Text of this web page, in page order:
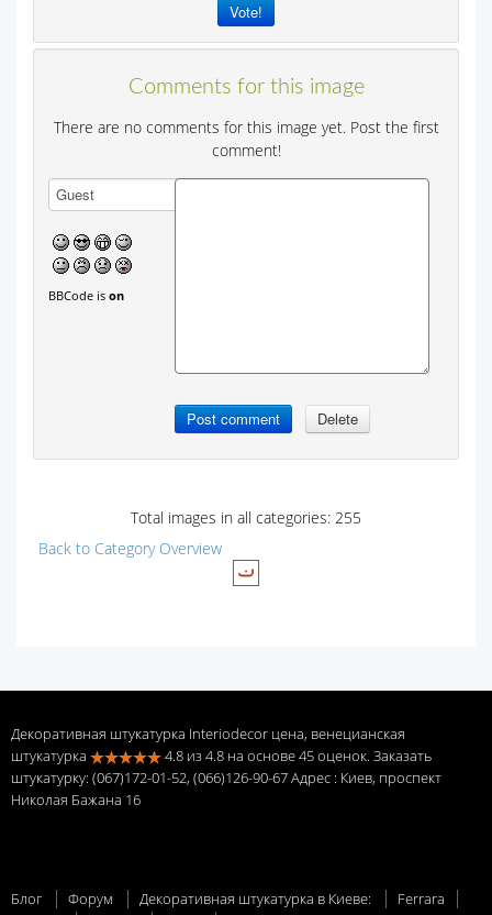
Comments for this image
There are no comments for this image yet. Post the first
comment!
BBCode ison
Total images in all categories: 255
Back to Category Overview
Декоративная штукатурка Interiodecor цена, венецианская
штукатурка
4.8 из4.8 на основе45оценок. Заказать
штукатурку: (067)172-01-52, (066)126-90-67 Адрес : Киев, проспект
Николая Бажана 16
Блог Форум Декоративная штукатурка в Киеве:
Ferrara